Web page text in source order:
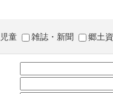
児童 雑誌・新聞 郷土